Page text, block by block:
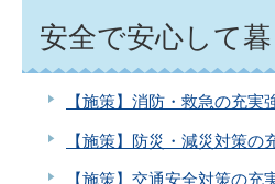
安全で安心して
【施策】消防・救急の充実
【施策】防災・減災対策の
【施策】交通安全対策の充